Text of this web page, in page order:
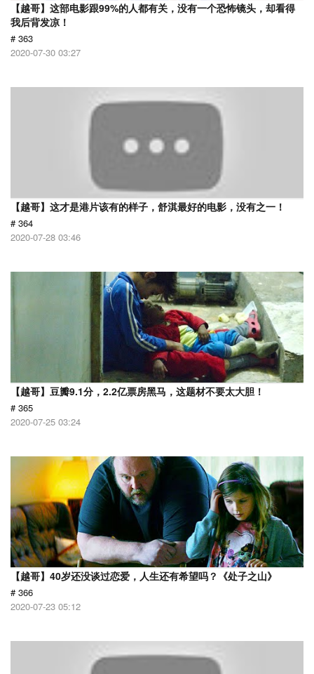
【越哥】这部电影跟99%的人都有关，没有一个恐怖镜头，却看得
我后背发凉！
# 363
2020-07-30 03:27
【越哥】这才是港片该有的样子，舒淇最好的电影，没有之一！
# 364
2020-07-28 03:46
【越哥】豆瓣9.1分，2.2亿票房黑马，这题材不要太大胆！
# 365
2020-07-25 03:24
【越哥】40岁还没谈过恋爱，人生还有希望吗？《处子之山》
# 366
2020-07-23 05:12